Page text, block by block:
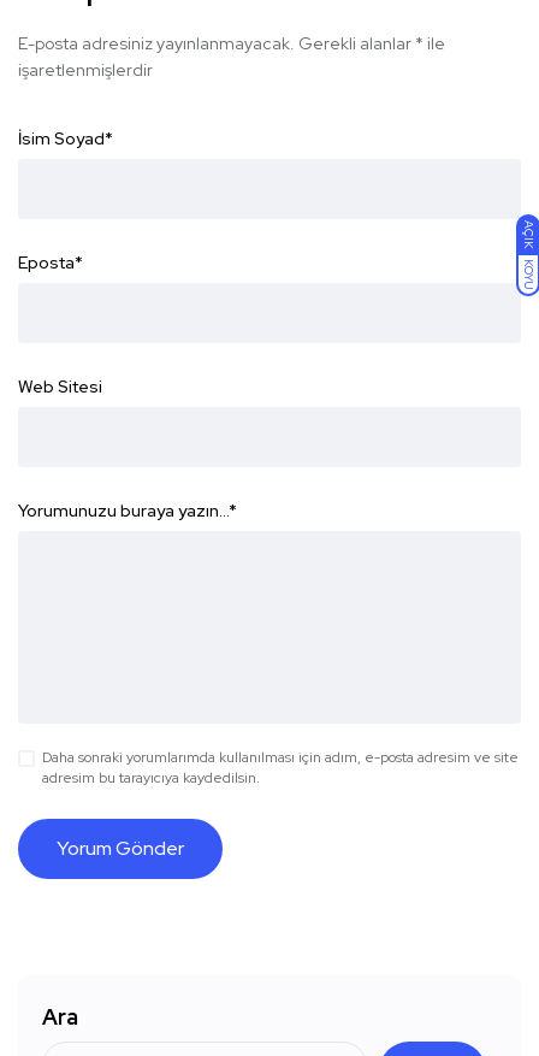
AÇIK
KOYU
E-posta adresiniz yayınlanmayacak. Gerekli alanlar * ile
işaretlenmişlerdir
İsim Soyad*
Eposta*
Web Sitesi
Yorumunuzu buraya yazın...*
Daha sonraki yorumlarımda kullanılması için adım, e-posta adresim ve site
adresim bu tarayıcıya kaydedilsin.
Ara